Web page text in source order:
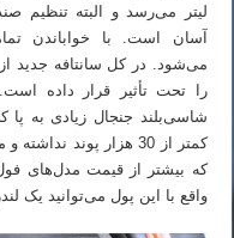
لیتر می‌رسد و البته تنظیم
می‌شود. در کل سانتافه جدید
را تحت تأثیر قرار داده
شاسی‌بلند جنجال زیادی به پا
واقع با این پول می‌توانید یک